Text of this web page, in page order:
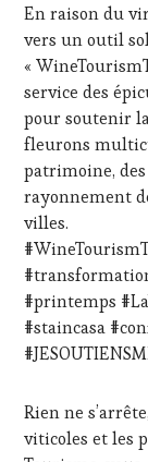
PROVENCE
CULTURAL
GUEST,
DOMAINE
VITICOLE,
ADHÉRENT,
VIN
TOURISME,
EDITION
LES
CLÉS
DU
VIN
ET
DE
LA
HAUTE
FRANÇAISE,
INVITATIONS
&
En raison du
vers un outil
«
service des
pour soutenir
fleurons
patrimoine,
rayonnement
villes.
#printemps
#staincasa
Rien ne
viticoles et les